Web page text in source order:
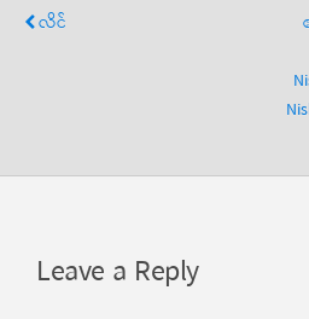
လိင်
Leave a Reply